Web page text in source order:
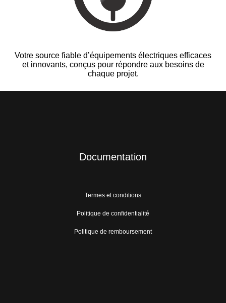
Votre source fiable d’équipements électriques efficaces
et innovants, conçus pour répondre aux besoins de
chaque projet.
Documentation
Termes et conditions
Politique de confidentialité
Politique de remboursement